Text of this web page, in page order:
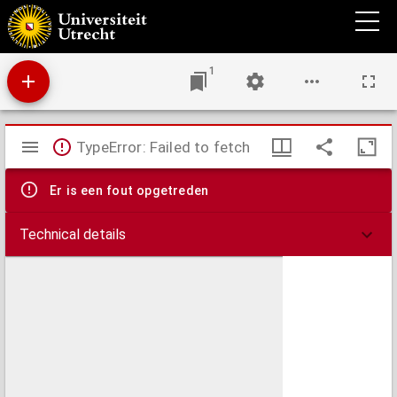
Illustrium veterum scriptorum, qui rerum a Germanis per multas aetates gestarum
historias vel annales posteris reliquerunt,.
1
Mirador
viewer
TypeError: Failed to fetch
Er is een fout opgetreden
Technical details